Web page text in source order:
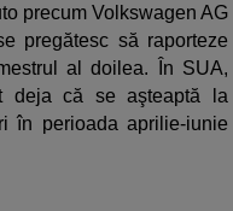
precum Volkswagen AG
pregătesc să raporteze
al doilea. În SUA,
deja că se aşteaptă la
în perioada aprilie-iunie